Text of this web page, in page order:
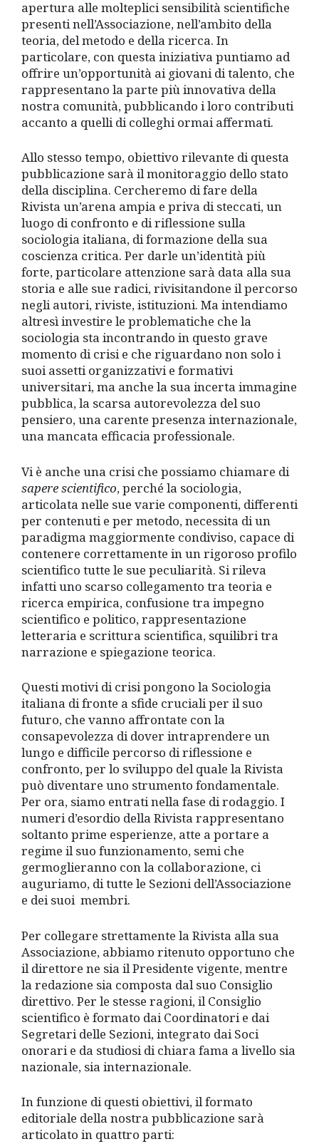
apertura alle molteplici sensibilità scientifiche
presenti nell’Associazione, nell’ambito della
teoria, del metodo e della ricerca. In
particolare, con questa iniziativa puntiamo ad
offrire un’opportunità ai giovani di talento, che
rappresentano la parte più innovativa della
nostra comunità, pubblicando i loro contributi
accanto a quelli di colleghi ormai affermati.
Allo stesso tempo, obiettivo rilevante di questa
pubblicazione sarà il monitoraggio dello stato
della disciplina. Cercheremo di fare della
Rivista un’arena ampia e priva di steccati, un
luogo di confronto e di riflessione sulla
sociologia italiana, di formazione della sua
coscienza critica. Per darle un’identità più
forte, particolare attenzione sarà data alla sua
storia e alle sue radici, rivisitandone il percorso
negli autori, riviste, istituzioni. Ma intendiamo
altresì investire le problematiche che la
sociologia sta incontrando in questo grave
momento di crisi e che riguardano non solo i
suoi assetti organizzativi e formativi
universitari, ma anche la sua incerta immagine
pubblica, la scarsa autorevolezza del suo
pensiero, una carente presenza internazionale,
una mancata efficacia professionale.
Vi è anche una crisi che possiamo chiamare di
saperescientifico, perché la sociologia,
articolata nelle sue varie componenti, differenti
per contenuti e per metodo, necessita di un
paradigma maggiormente condiviso, capace di
contenere correttamente in un rigoroso profilo
scientifico tutte le sue peculiarità. Si rileva
infatti uno scarso collegamento tra teoria e
ricerca empirica, confusione tra impegno
scientifico e politico, rappresentazione
letteraria e scrittura scientifica, squilibri tra
narrazione e spiegazione teorica.
Questi motivi di crisi pongono la Sociologia
italiana di fronte a sfide cruciali per il suo
futuro, che vanno affrontate con la
consapevolezza di dover intraprendere un
lungo e difficile percorso di riflessione e
confronto, per lo sviluppo del quale la Rivista
può diventare uno strumento fondamentale.
Per ora, siamo entrati nella fase di rodaggio. I
numeri d’esordio della Rivista rappresentano
soltanto prime esperienze, atte a portare a
regime il suo funzionamento, semi che
germoglieranno con la collaborazione, ci
auguriamo, di tutte le Sezioni dell’Associazione
e dei suoi membri.
Per collegare strettamente la Rivista alla sua
Associazione, abbiamo ritenuto opportuno che
il direttore ne sia il Presidente vigente, mentre
la redazione sia composta dal suo Consiglio
direttivo. Per le stesse ragioni, il Consiglio
scientifico è formato dai Coordinatori e dai
Segretari delle Sezioni, integrato dai Soci
onorari e da studiosi di chiara fama a livello sia
nazionale, sia internazionale.
In funzione di questi obiettivi, il formato
editoriale della nostra pubblicazione sarà
articolato in quattro parti: